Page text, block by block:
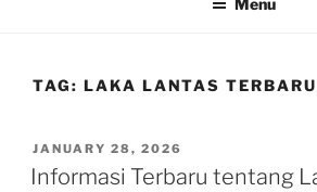
Menu
TAG: LAKA LANTAS TERBARU
POSTED
ON
JANUARY 28, 2026
Informasi Terbaru tentang